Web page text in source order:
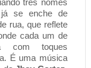
se enche de
rua, que reflete
cada um de
com toques
É uma música